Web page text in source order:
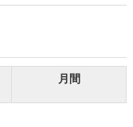
月間